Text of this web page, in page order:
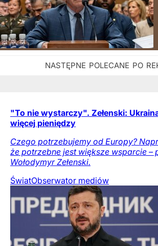
"To nie wystarczy". Zełenski:
więcej pieniędzy
Czego potrzebujemy od Europy?
że potrzebne jest większe wsparcie –
Wołodymyr Zełenski.
ŚwiatObserwator mediów